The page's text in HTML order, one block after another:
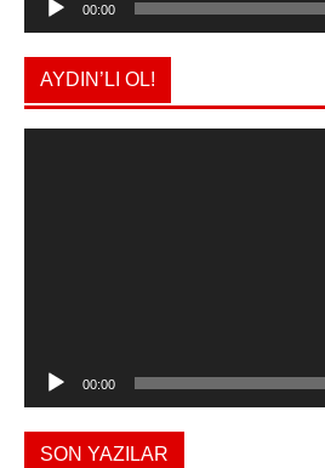
00:00
AYDIN’LI OL!
00:00
SON YAZILAR